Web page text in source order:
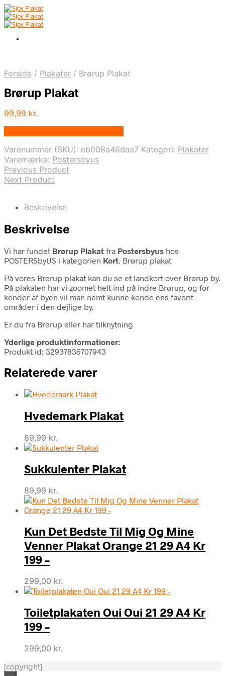
Forside / Plakater / Brørup Plakat
Brørup Plakat
99,99 kr.
Varenummer (SKU): eb008a46daa7 Kategori: Plakater
Varemærke: Postersbyus
Previous Product
Next Product
Beskrivelse
Beskrivelse
Vi har fundet Brørup Plakat fra Postersbyus hos
POSTERSbyUS i kategorien Kort. Brørup plakat
På vores Brørup plakat kan du se et landkort over Brørup by.
På plakaten har vi zoomet helt ind på indre Brørup, og for
kender af byen vil man nemt kunne kende ens favorit
områder i den dejlige by.
Er du fra Brørup eller har tilknytning
Yderlige produktinformationer:
Produkt id: 32937836707943
Relaterede varer
Hvedemark Plakat
89,99 kr.
Sukkulenter Plakat
89,99 kr.
Kun Det Bedste Til Mig Og Mine
Venner Plakat Orange 21 29 A4 Kr
199 –
299,00 kr.
Toiletplakaten Oui Oui 21 29 A4 Kr
199 –
299,00 kr.
[copyright]